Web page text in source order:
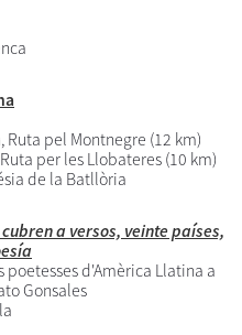
pel Montnegre (12 km)
per les Llobateres (10 km)
de la Batllòria
a versos, veinte países,
d'Amèrica Llatina a
Gonsales